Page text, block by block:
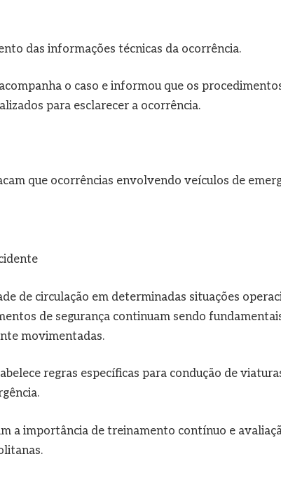
das informações técnicas da ocorrência.
o caso e informou que os
para esclarecer a ocorrência.
que ocorrências envolvendo veículos de
de circulação em determinadas situações
de segurança continuam sendo
movimentadas.
regras específicas para condução de
a importância de treinamento contínuo e